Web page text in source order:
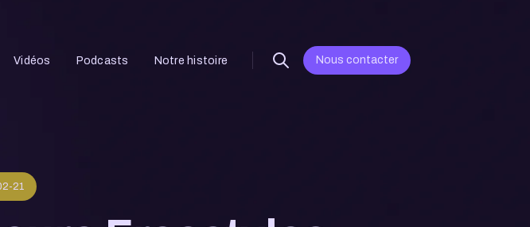
Vidéos Podcasts Notre histoire Nous contacter
21